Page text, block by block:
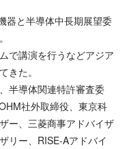
器と半導体中長期展望委
で講演を行うなどアジア
きた。
半導体関連特許審査委
社外取締役、東京科
ー、三菱商事アドバイザ
リー、RISE-Aアドバイ